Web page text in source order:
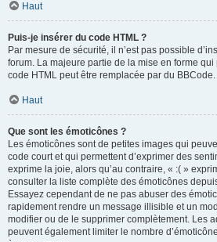
Haut
Puis-je insérer du code HTML ?
Par mesure de sécurité, il n’est pas possible
forum. La majeure partie de la mise en forme
code HTML peut être remplacée par du BBCode.
Haut
Que sont les émoticônes ?
Les émoticônes sont de petites images qui
code court et qui permettent d’exprimer des
exprime la joie, alors qu’au contraire, « :( »
consulter la liste complète des émoticônes
Essayez cependant de ne pas abuser des
rapidement rendre un message illisible et un
modifier ou de le supprimer complètement. Les
peuvent également limiter le nombre